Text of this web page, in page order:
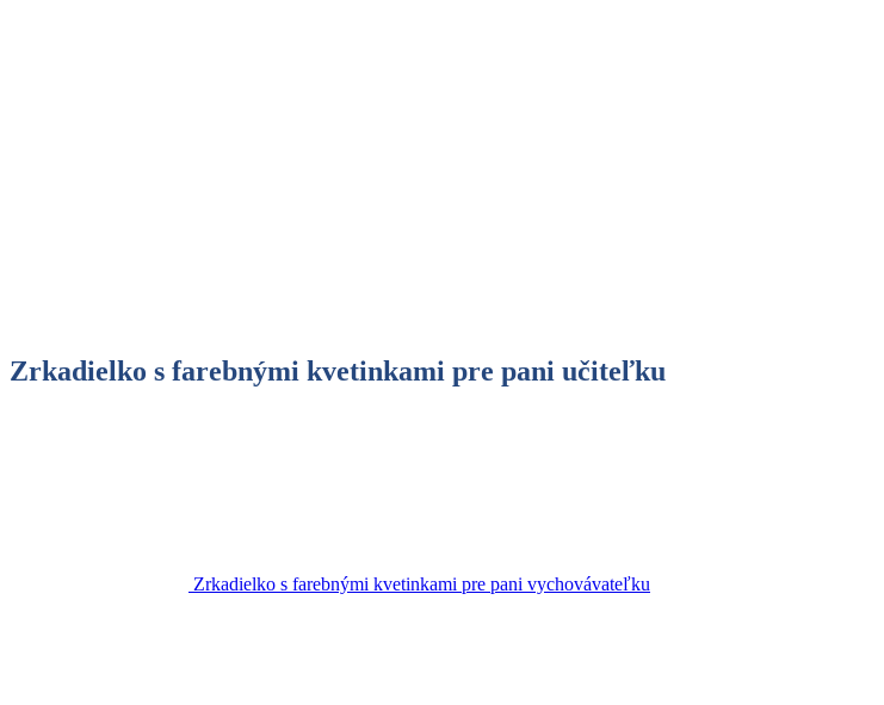
Zrkadielko s farebnými kvetinkami pre pani učiteľku
Zrkadielko s farebnými kvetinkami pre pani vychovávateľku